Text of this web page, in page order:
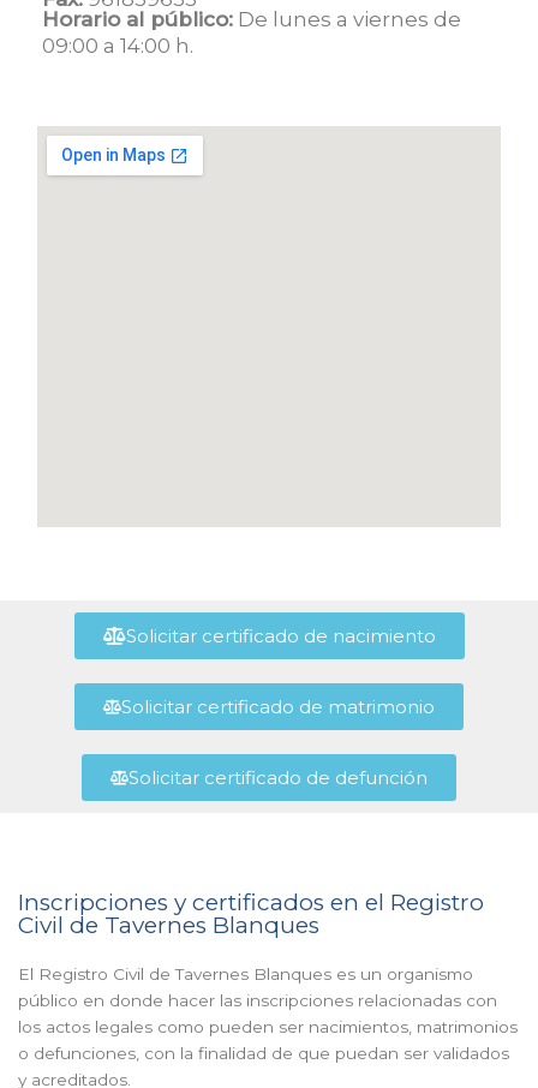
Horario al público: De lunes a viernes de
09:00 a 14:00 h.
Solicitar certificado de nacimiento
Solicitar certificado de matrimonio
Solicitar certificado de defunción
Inscripciones y certificados en el Registro
Civil de Tavernes Blanques
El Registro Civil de Tavernes Blanques es un organismo
público en donde hacer las inscripciones relacionadas con
los actos legales como pueden ser nacimientos, matrimonios
o defunciones, con la finalidad de que puedan ser validados
y acreditados.